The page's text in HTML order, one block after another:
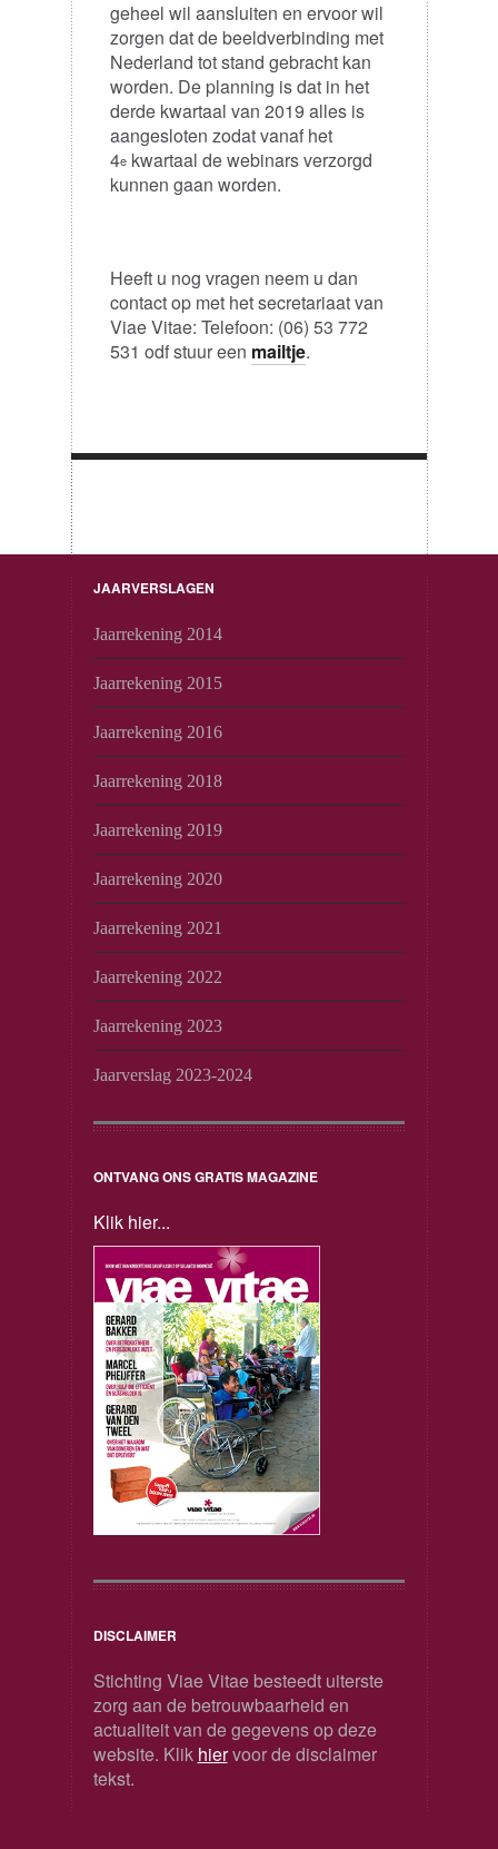
geheel wil aansluiten en ervoor wil
zorgen dat de beeldverbinding met
Nederland tot stand gebracht kan
worden. De planning is dat in het
derde kwartaal van 2019 alles is
aangesloten zodat vanaf het
4ekwartaal de webinars verzorgd
kunnen gaan worden.
Heeft u nog vragen neem u dan
contact op met het secretariaat van
Viae Vitae: Telefoon: (06) 53 772
531 odf stuur een mailtje.
JAARVERSLAGEN
Jaarrekening 2014
Jaarrekening 2015
Jaarrekening 2016
Jaarrekening 2018
Jaarrekening 2019
Jaarrekening 2020
Jaarrekening 2021
Jaarrekening 2022
Jaarrekening 2023
Jaarverslag 2023-2024
ONTVANG ONS GRATIS MAGAZINE
Klik hier...
DISCLAIMER
Stichting Viae Vitae besteedt uiterste
zorg aan de betrouwbaarheid en
actualiteit van de gegevens op deze
website. Klik hiervoor de disclaimer
tekst.